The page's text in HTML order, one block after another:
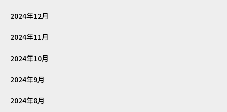
2024年12月
2024年11月
2024年10月
2024年9月
2024年8月